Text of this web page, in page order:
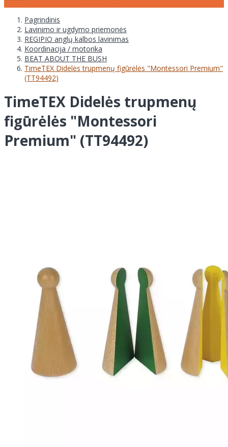
Pagrindinis
Lavinimo ir ugdymo priemonės
REGIPIO anglų kalbos lavinimas
Koordinacija / motorika
BEAT ABOUT THE BUSH
TimeTEX Didelės trupmenų figūrėlės "Montessori Premium"
(TT94492)
TimeTEX Didelės trupmenų
figūrėlės "Montessori
Premium" (TT94492)